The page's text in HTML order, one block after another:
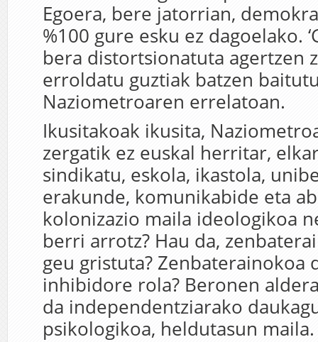
Egoera, bere jatorrian,
%100 gure esku ez dagoelako.
bera distortsionatuta agertzen
erroldatu guztiak batzen
Naziometroaren errelatoan.
Ikusitakoak ikusita,
zergatik ez euskal herritar,
sindikatu, eskola, ikastola,
erakunde, komunikabide eta
kolonizazio maila ideologikoa
berri arrotz? Hau da,
geu gristuta? Zenbaterainokoa
inhibidore rola? Beronen
da independentziarako
psikologikoa, heldutasun maila.